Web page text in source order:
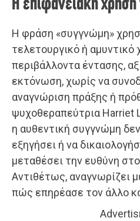
Η επιφανειακή
Η φράση «συγγνώμη»
τελετουργικό ή αμυντικό
περιβάλλοντα έντασης,
εκτόνωση, χωρίς να
αναγνώριση πράξης ή
ψυχοθεραπεύτρια Harriet
η αυθεντική συγγνώμη
εξηγήσει ή να
μεταθέσει την ευθύνη
Αντιθέτως, αναγνωρίζει
πώς επηρέασε τον άλλο